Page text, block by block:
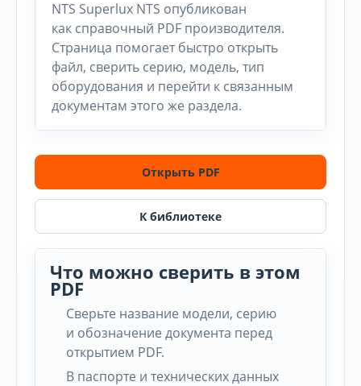
NTS Superlux NTS опубликован
как справочный PDF производителя.
Страница помогает быстро открыть
файл, сверить серию, модель, тип
оборудования и перейти к связанным
документам этого же раздела.
Открыть PDF
К библиотеке
Что можно сверить в этом
PDF
Сверьте название модели, серию
и обозначение документа перед
открытием PDF.
В паспорте и технических данных